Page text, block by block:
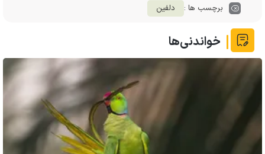
برچسب ها : دلفین
خواندنی‌ها